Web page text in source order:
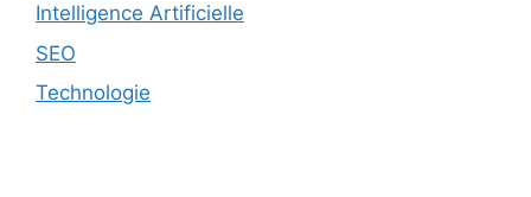
Intelligence Artificielle
SEO
Technologie